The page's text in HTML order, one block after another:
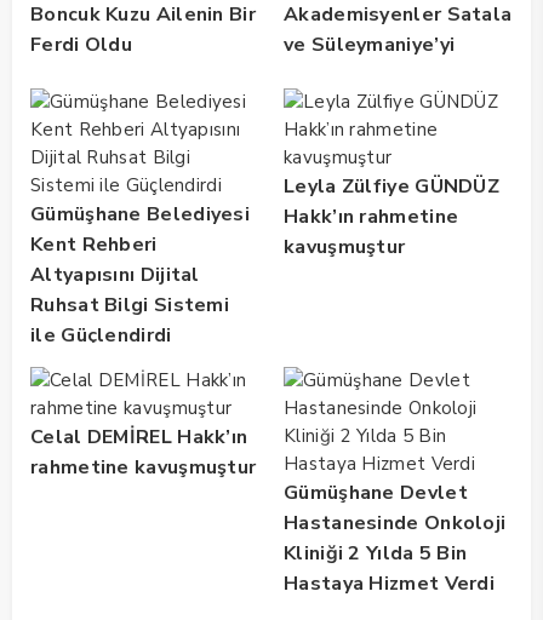
Boncuk Kuzu Ailenin Bir
Ferdi Oldu
Akademisyenler Satala
ve Süleymaniye’yi
Gümüşhane Belediyesi
Kent Rehberi
Altyapısını Dijital
Ruhsat Bilgi Sistemi
ile Güçlendirdi
Leyla Zülfiye GÜNDÜZ
Hakk’ın rahmetine
kavuşmuştur
Celal DEMİREL Hakk’ın
rahmetine kavuşmuştur
Gümüşhane Devlet
Hastanesinde Onkoloji
Kliniği 2 Yılda 5 Bin
Hastaya Hizmet Verdi